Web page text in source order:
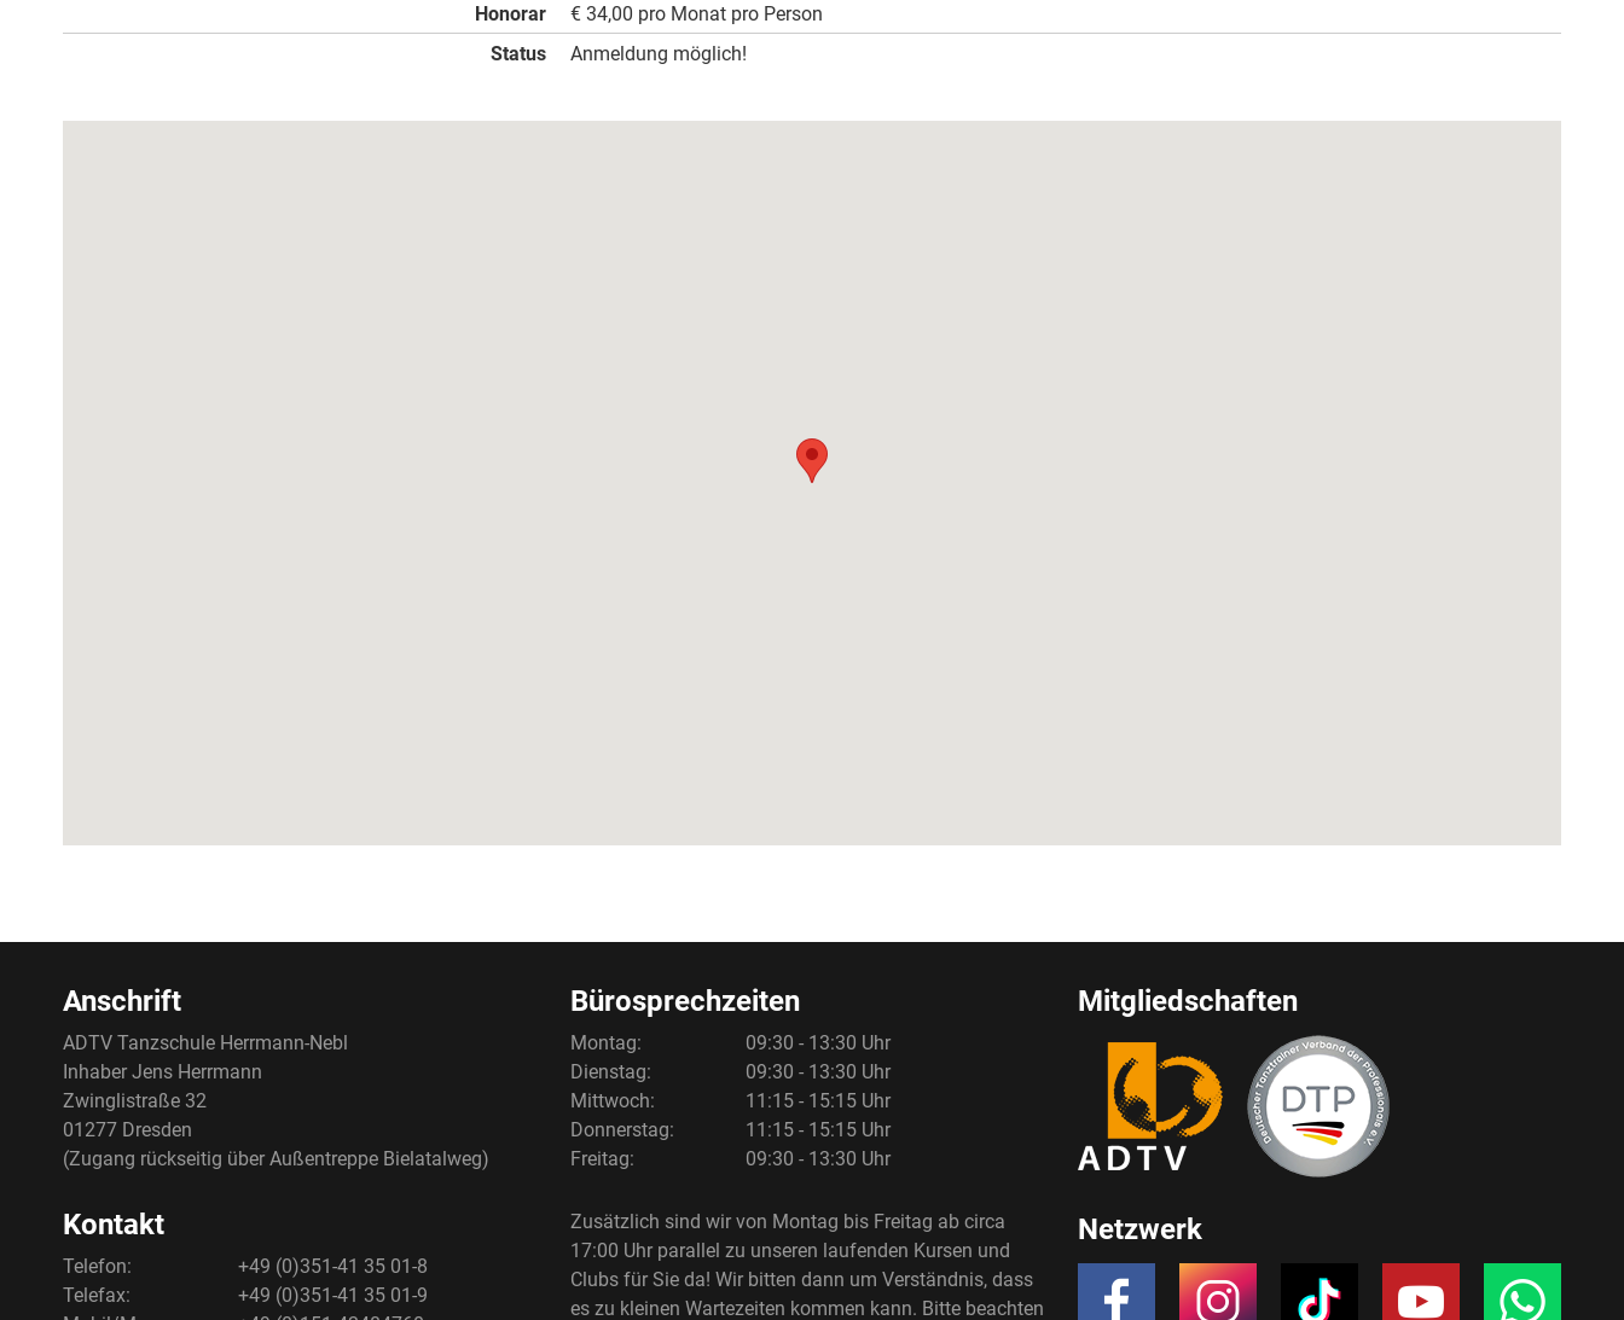
Honorar
€ 34,00 pro Monat pro Person
Status
Anmeldung möglich!
Anschrift
ADTV Tanzschule Herrmann-Nebl
Inhaber Jens Herrmann
Zwinglistraße 32
01277 Dresden
(Zugang rückseitig über Außentreppe Bielatalweg)
Kontakt
Telefon:
+49 (0)351-41 35 01-8
Telefax:
+49 (0)351-41 35 01-9
Bürosprechzeiten
Montag:
09:30 - 13:30 Uhr
Dienstag:
09:30 - 13:30 Uhr
Mittwoch:
11:15 - 15:15 Uhr
Donnerstag:
11:15 - 15:15 Uhr
Freitag:
09:30 - 13:30 Uhr
Zusätzlich sind wir von Montag bis Freitag ab circa
17:00 Uhr parallel zu unseren laufenden Kursen und
Clubs für Sie da! Wir bitten dann um Verständnis, dass
es zu kleinen Wartezeiten kommen kann. Bitte beachten
Mitgliedschaften
Netzwerk